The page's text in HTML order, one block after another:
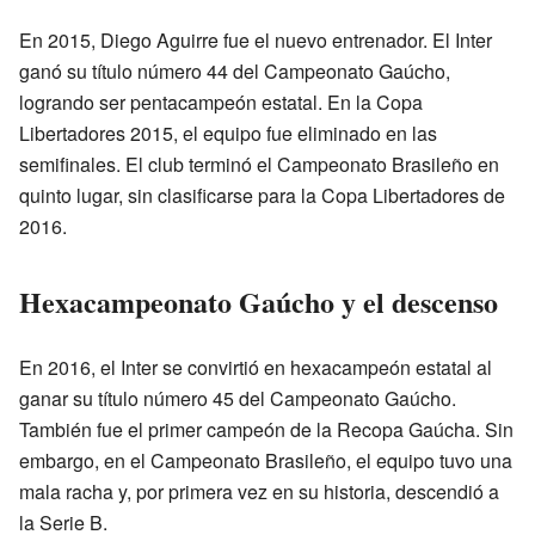
En 2015, Diego Aguirre fue el nuevo entrenador. El Inter
ganó su título número 44 del Campeonato Gaúcho,
logrando ser pentacampeón estatal. En la Copa
Libertadores 2015, el equipo fue eliminado en las
semifinales. El club terminó el Campeonato Brasileño en
quinto lugar, sin clasificarse para la Copa Libertadores de
2016.
Hexacampeonato Gaúcho y el descenso
En 2016, el Inter se convirtió en hexacampeón estatal al
ganar su título número 45 del Campeonato Gaúcho.
También fue el primer campeón de la Recopa Gaúcha. Sin
embargo, en el Campeonato Brasileño, el equipo tuvo una
mala racha y, por primera vez en su historia, descendió a
la Serie B.